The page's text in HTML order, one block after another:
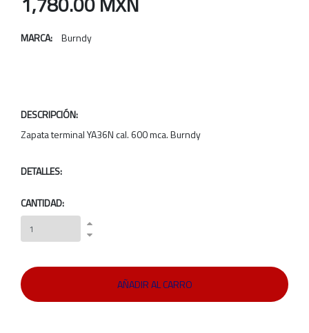
MARCA: Burndy
DESCRIPCIÓN:
Zapata terminal YA36N cal. 600 mca. Burndy
DETALLES:
CANTIDAD: